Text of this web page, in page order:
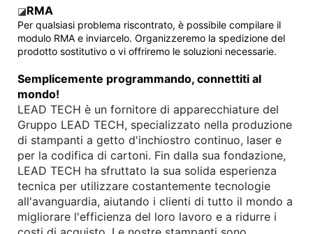
◪RMA
Per qualsiasi problema riscontrato, è possibile compilare il
modulo RMA e inviarcelo. Organizzeremo la spedizione del
prodotto sostitutivo o vi offriremo le soluzioni necessarie.
Semplicemente programmando, connettiti al
mondo!
LEAD TECH è un fornitore di apparecchiature del
Gruppo LEAD TECH, specializzato nella produzione
di stampanti a getto d'inchiostro continuo, laser e
per la codifica di cartoni. Fin dalla sua fondazione,
LEAD TECH ha sfruttato la sua solida esperienza
tecnica per utilizzare costantemente tecnologie
all'avanguardia, aiutando i clienti di tutto il mondo a
migliorare l'efficienza del loro lavoro e a ridurre i